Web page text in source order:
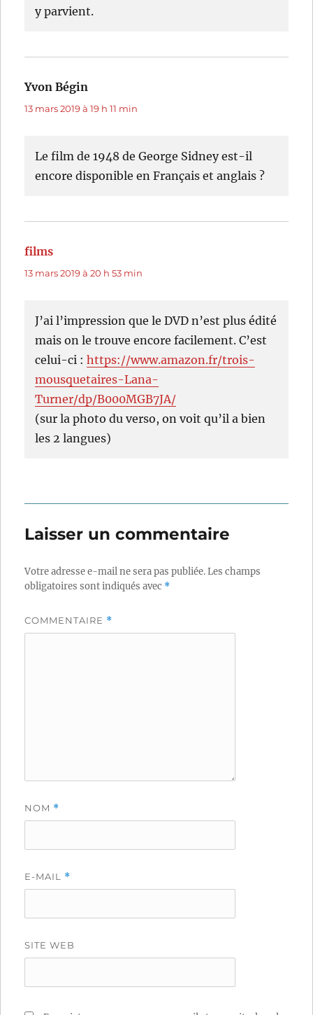
y parvient.
Yvon Bégin
13 mars 2019 à 19 h 11 min
Le film de 1948 de George Sidney est-il
encore disponible en Français et anglais ?
films
13 mars 2019 à 20 h 53 min
J’ai l’impression que le DVD n’est plus édité
mais on le trouve encore facilement. C’est
celui-ci :https://www.amazon.fr/trois-
mousquetaires-Lana-
Turner/dp/B000MGB7JA/
(sur la photo du verso, on voit qu’il a bien
les 2 langues)
Laisser un commentaire
Votre adresse e-mail ne sera pas publiée.Les champs
obligatoires sont indiqués avec *
COMMENTAIRE *
NOM *
E-MAIL *
SITE WEB